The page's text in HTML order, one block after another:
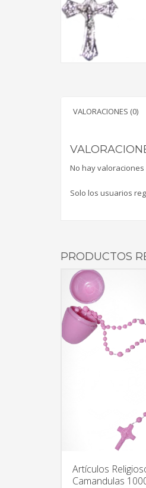
VALORACIONES (0)
No hay valoraciones
Solo los usuarios
PRODUCTOS
Artículos
Camandulas